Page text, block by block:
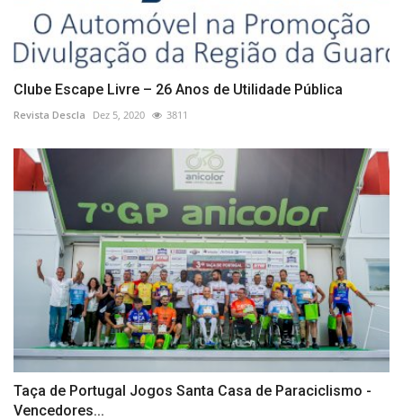
Clube Escape Livre – 26 Anos de Utilidade Pública
Revista Descla Dez 5, 2020 3811
Taça de Portugal Jogos Santa Casa de Paraciclismo -
Vencedores...